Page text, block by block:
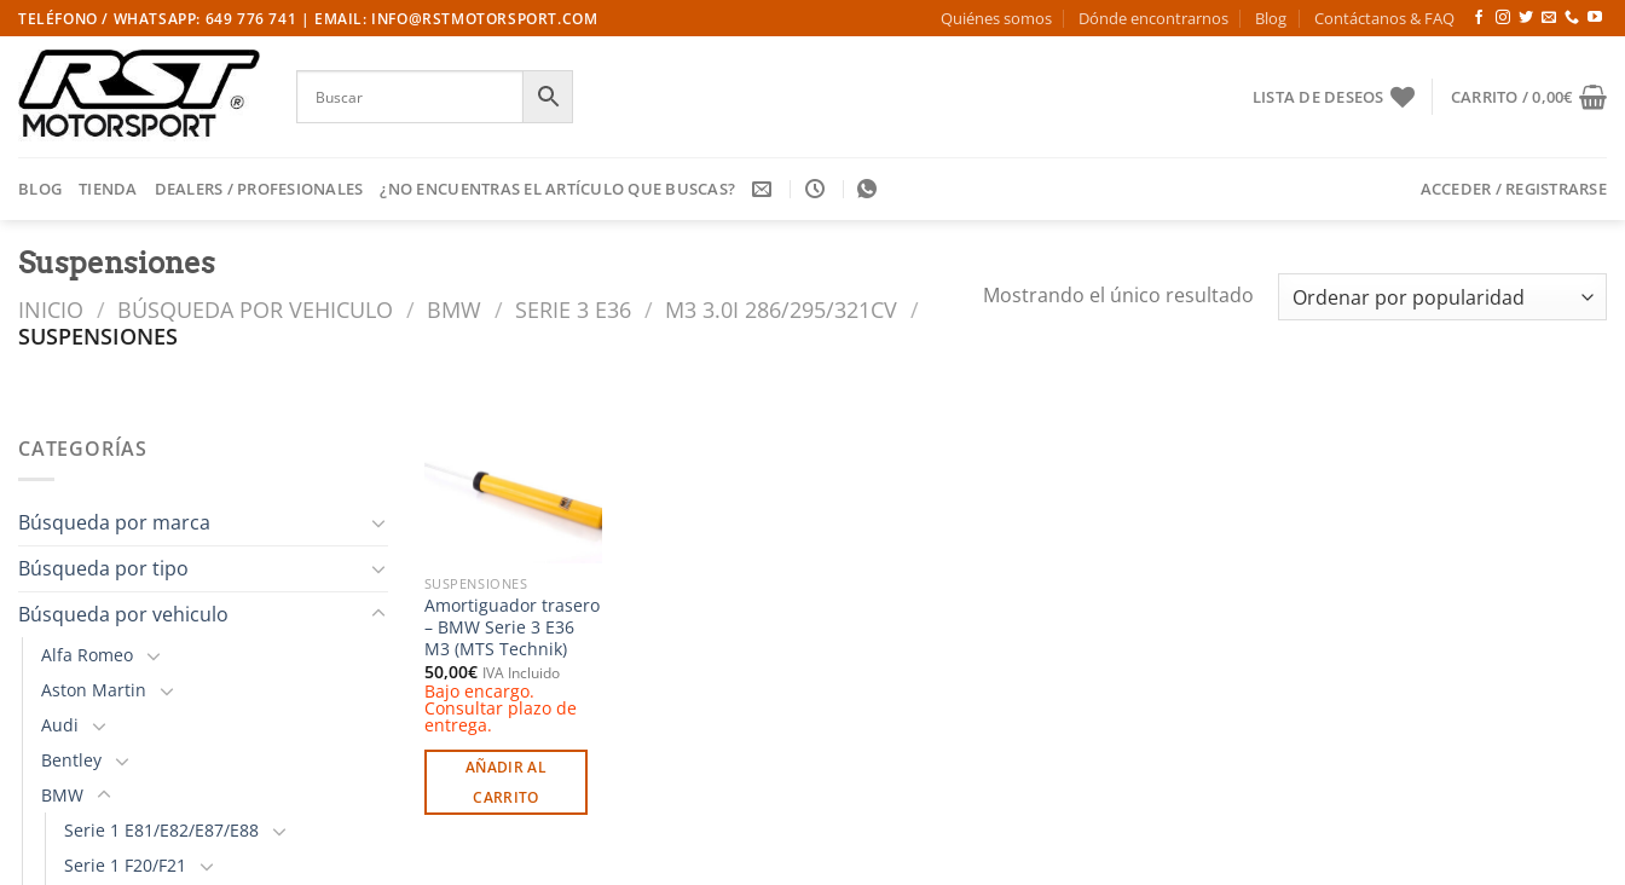
Saltar
al
contenido
TELÉFONO / WHATSAPP: 649 776 741 | EMAIL: INFO@RSTMOTORSPORT.COM Quiénes somos Dónde encontrarnos Blog Contáctanos & FAQ
LISTA DE DESEOS CARRITO /0,00€
BLOG TIENDA DEALERS / PROFESIONALES ¿NO ENCUENTRAS EL ARTÍCULO QUE BUSCAS? ACCEDER / REGISTRARSE
Suspensiones
INICIO / BÚSQUEDA POR VEHICULO / BMW / SERIE 3 E36 / M3 3.0I 286/295/321CV /
SUSPENSIONES
Mostrando el único resultado
CATEGORÍAS
Búsqueda por marca
Búsqueda por tipo
Búsqueda por vehiculo
Alfa Romeo
Aston Martin
Audi
Bentley
BMW
Serie 1 E81/E82/E87/E88
Serie 1 F20/F21
lista de
deseos
SUSPENSIONES
Amortiguador trasero
– BMW Serie 3 E36
M3 (MTS Technik)
50,00€ IVA Incluido
Bajo encargo.
Consultar plazo de
entrega.
AÑADIR AL
CARRITO